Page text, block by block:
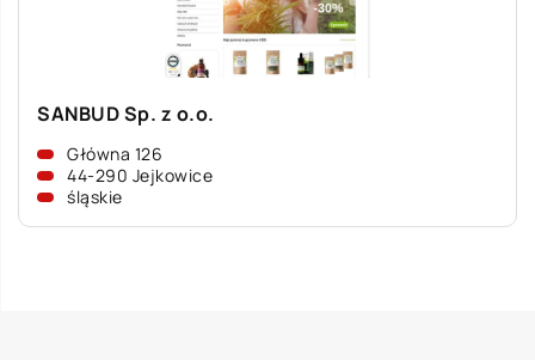
SANBUD Sp. z o.o.
Główna 126
44-290 Jejkowice
śląskie